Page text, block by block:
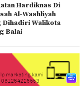
Hardiknas Di
Al-Washliyah
Dihadiri Walikota
Balai